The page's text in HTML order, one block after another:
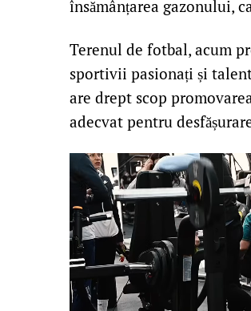
însămânțarea gazonului,
Terenul de fotbal, acum
sportivii pasionați și
are drept scop
adecvat pentru